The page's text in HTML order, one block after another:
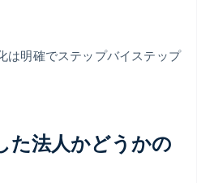
は明確でステップバイステップ
た法人かどうかの